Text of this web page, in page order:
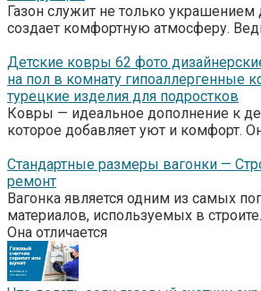
Газон служит не только украшением
создает комфортную атмосферу.
Детские ковры 62 фото
на пол в комнату гипоаллергенные
турецкие изделия для подростков
Ковры — идеальное дополнение к
которое добавляет уют и комфорт.
Стандартные размеры вагонки —
ремонт
Вагонка является одним из самых
материалов, используемых в
Она отличается